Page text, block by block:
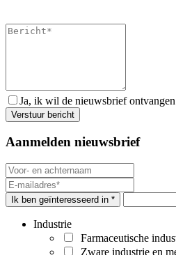
Ja, ik wil de nieuwsbrief
Aanmelden nieuwsbrief
Ik ben geïnteresseerd in *
Industrie
Farmaceutische
Zware industrie en